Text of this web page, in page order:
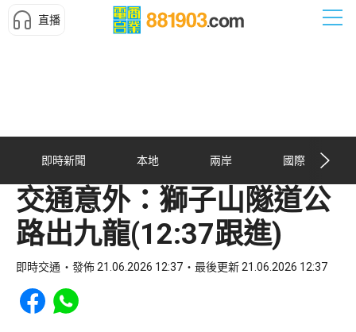
直播
即時新聞 本地 兩岸 國際
交通意外：獅子山隧道公
路出九龍(12:37跟進)
即時交通 發佈 21.06.2026 12:37 最後更新 21.06.2026 12:37
Share to Facebook
Share to WhatsApp